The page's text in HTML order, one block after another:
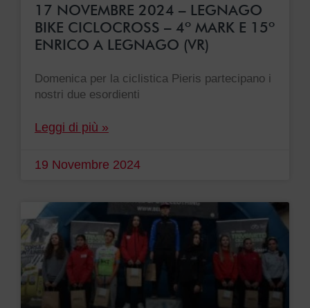
17 NOVEMBRE 2024 – LEGNAGO
BIKE CICLOCROSS – 4º MARK E 15º
ENRICO A LEGNAGO (VR)
Domenica per la ciclistica Pieris partecipano i
nostri due esordienti
Leggi di più »
19 Novembre 2024